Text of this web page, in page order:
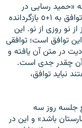
«حمید رسایی در
نامه‌ای به رئیس‌جمهوری خواسته تا متن توافق به ١+٥ بازگردانده
نو روزی از نو. این
توافق است؛ توافقی
هم ١٠٥ مورد محدودیت در متن آن یافته و
آن چقدر جدی است.
نباید توافق،
جلسه روز سه
باشد» و این در